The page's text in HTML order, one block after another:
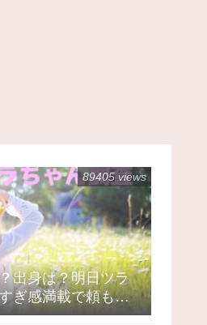
出身は？明日ツラ
ぎ感満載で頼もし
89405 views